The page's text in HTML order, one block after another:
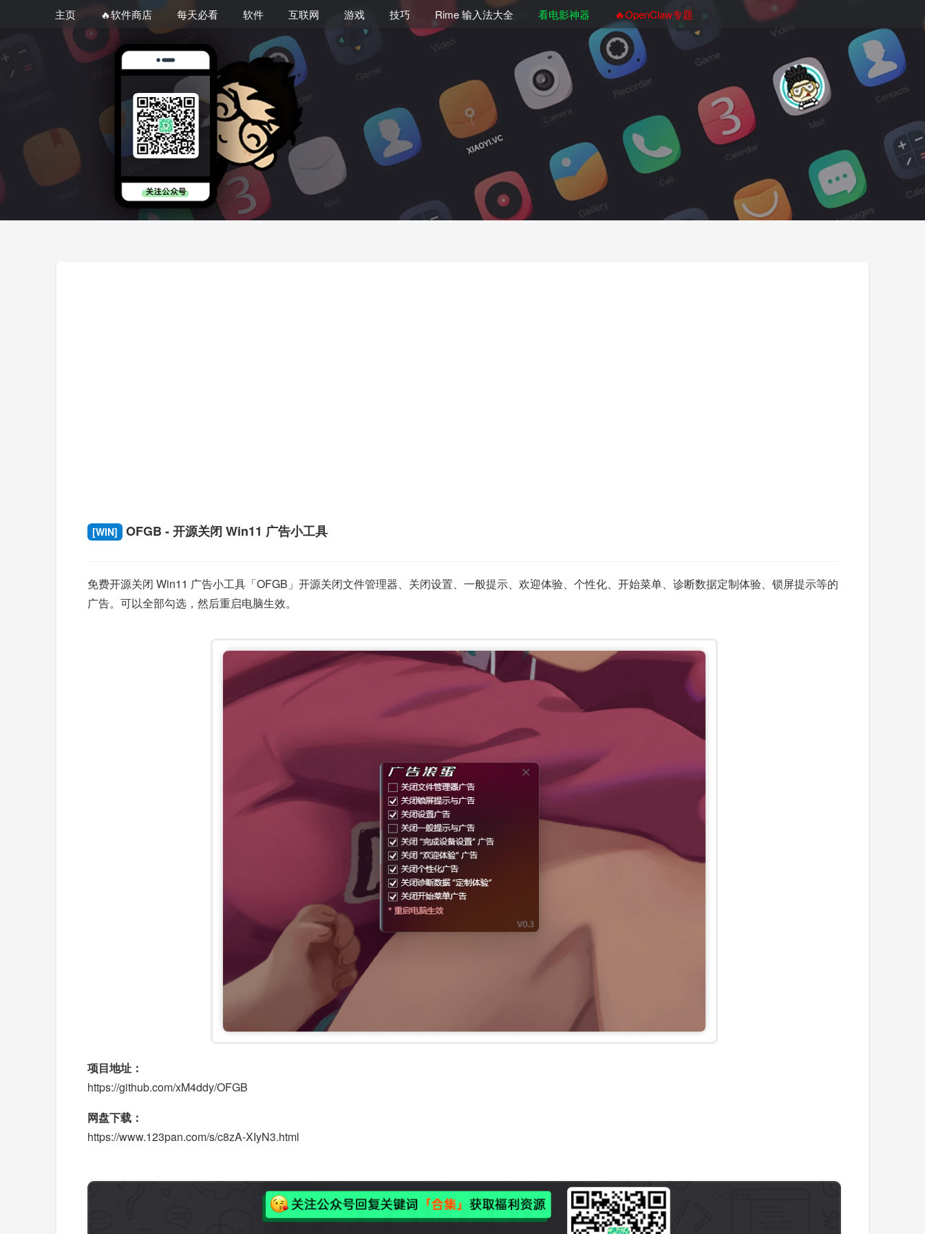
主页 🔥软件商店 每天必看 软件 互联网 游戏 技巧 Rime 输入法大全 看电影神器 🔥OpenClaw专题
[WIN] OFGB - 开源关闭 Win11 广告小工具
免费开源关闭 Win11 广告小工具「OFGB」开源关闭文件管理器、关闭设置、一般提示、欢迎体验、个性化、开始菜单、诊断数据定制体验、锁屏提示等的
广告。可以全部勾选，然后重启电脑生效。
项目地址：
https://github.com/xM4ddy/OFGB
网盘下载：
https://www.123pan.com/s/c8zA-XIyN3.html